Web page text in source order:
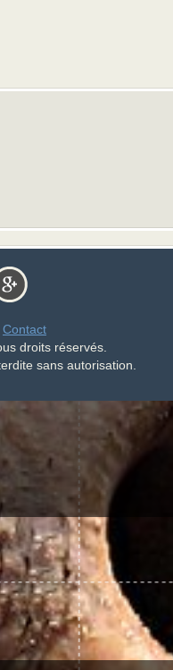
Contact
droits réservés.
sans autorisation.